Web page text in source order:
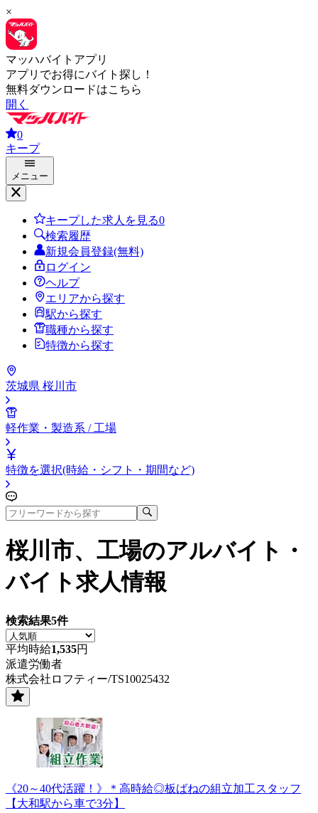
×
マッハバイトアプリ
アプリでお得にバイト探し！
無料ダウンロードはこちら
開く
0
キープ
メニュー
キープした求人を見る0
検索履歴
新規会員登録(無料)
ログイン
ヘルプ
エリアから探す
駅から探す
職種から探す
特徴から探す
茨城県 桜川市
軽作業・製造系 / 工場
特徴を選択(時給・シフト・期間など)
桜川市、工場のアルバイト・
バイト求人情報
検索結果5件
平均時給1,535円
派遣労働者
株式会社ロフティー/TS10025432
《20～40代活躍！》＊高時給◎板ばねの組立加工スタッフ
【大和駅から車で3分】